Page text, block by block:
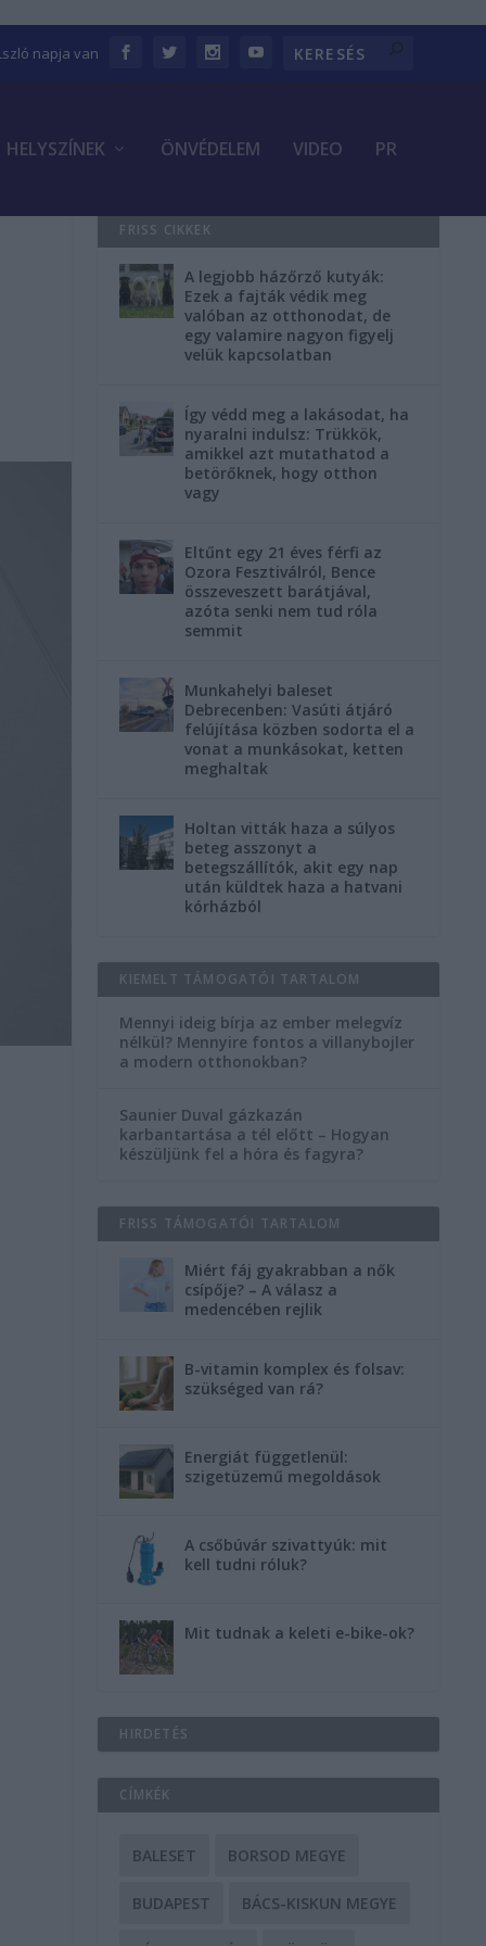
napja van
HELYSZÍNEK ÖNVÉDELEM VIDEO PR
FRISS CIKKEK
A legjobb házőrző kutyák:
Ezek a fajták védik meg
valóban az otthonodat, de
egy valamire nagyon figyelj
velük kapcsolatban
Így védd meg a lakásodat, ha
nyaralni indulsz: Trükkök,
amikkel azt mutathatod a
betörőknek, hogy otthon
vagy
Eltűnt egy 21 éves férfi az
Ozora Fesztiválról, Bence
összeveszett barátjával,
azóta senki nem tud róla
semmit
Munkahelyi baleset
Debrecenben: Vasúti átjáró
felújítása közben sodorta el a
vonat a munkásokat, ketten
meghaltak
Holtan vitták haza a súlyos
beteg asszonyt a
betegszállítók, akit egy nap
után küldtek haza a hatvani
kórházból
KIEMELT TÁMOGATÓI TARTALOM
Mennyi ideig bírja az ember melegvíz
nélkül? Mennyire fontos a villanybojler
a modern otthonokban?
Saunier Duval gázkazán
karbantartása a tél előtt – Hogyan
készüljünk fel a hóra és fagyra?
FRISS TÁMOGATÓI TARTALOM
Miért fáj gyakrabban a nők
csípője? – A válasz a
medencében rejlik
B-vitamin komplex és folsav:
szükséged van rá?
Energiát függetlenül:
szigetüzemű megoldások
A csőbúvár szivattyúk: mit
kell tudni róluk?
Mit tudnak a keleti e-bike-ok?
HIRDETÉS
CÍMKÉK
BALESET BORSOD MEGYE
BUDAPEST BÁCS-KISKUN MEGYE